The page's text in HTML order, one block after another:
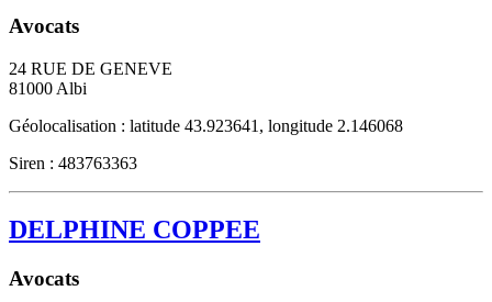
Avocats
24 RUE DE GENEVE
81000 Albi
Géolocalisation : latitude 43.923641, longitude 2.146068
Siren : 483763363
DELPHINE COPPEE
Avocats